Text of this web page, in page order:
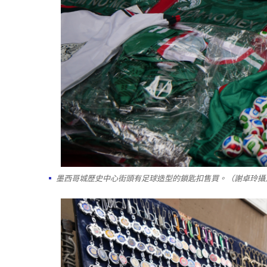
墨西哥城歷史中心街頭有足球造型的鎖匙扣售買。（謝卓玲攝